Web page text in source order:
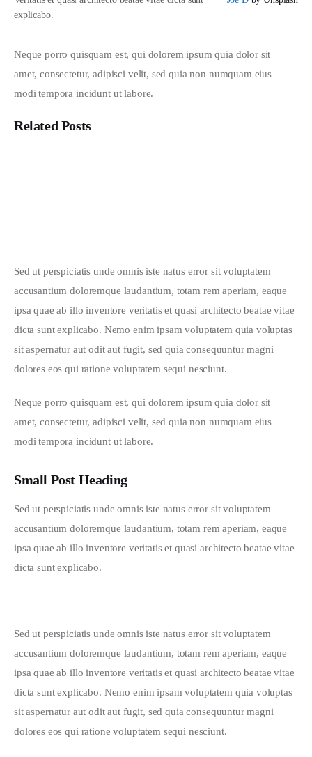
explicabo.
Neque porro quisquam est, qui dolorem ipsum quia dolor sit
amet, consectetur, adipisci velit, sed quia non numquam eius
modi tempora incidunt ut labore.
Related Posts
Sed ut perspiciatis unde omnis iste natus error sit voluptatem
accusantium doloremque laudantium, totam rem aperiam, eaque
ipsa quae ab illo inventore veritatis et quasi architecto beatae vitae
dicta sunt explicabo. Nemo enim ipsam voluptatem quia voluptas
sit aspernatur aut odit aut fugit, sed quia consequuntur magni
dolores eos qui ratione voluptatem sequi nesciunt.
Neque porro quisquam est, qui dolorem ipsum quia dolor sit
amet, consectetur, adipisci velit, sed quia non numquam eius
modi tempora incidunt ut labore.
Small Post Heading
Sed ut perspiciatis unde omnis iste natus error sit voluptatem
accusantium doloremque laudantium, totam rem aperiam, eaque
ipsa quae ab illo inventore veritatis et quasi architecto beatae vitae
dicta sunt explicabo.
Sed ut perspiciatis unde omnis iste natus error sit voluptatem
accusantium doloremque laudantium, totam rem aperiam, eaque
ipsa quae ab illo inventore veritatis et quasi architecto beatae vitae
dicta sunt explicabo. Nemo enim ipsam voluptatem quia voluptas
sit aspernatur aut odit aut fugit, sed quia consequuntur magni
dolores eos qui ratione voluptatem sequi nesciunt.